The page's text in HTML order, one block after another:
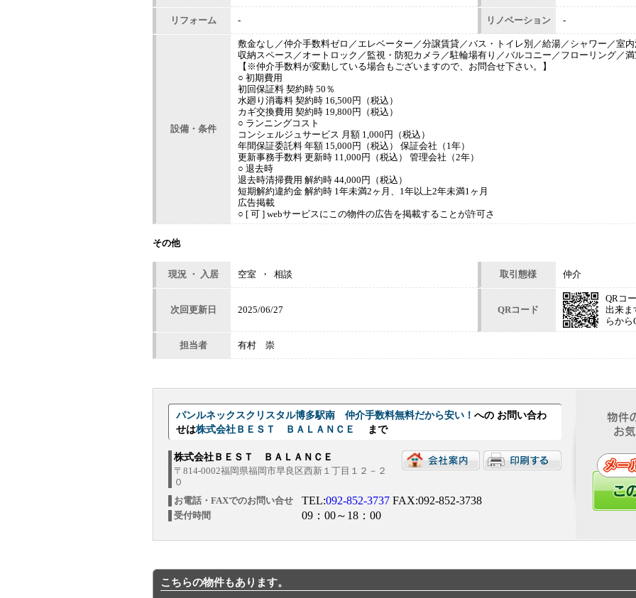
リフォーム - リノベーション -
設備・条件
敷金なし／仲介手数料ゼロ／エレベーター／分譲賃貸／バス・トイレ別／給湯／シャワー／室
収納スペース／オートロック／監視・防犯カメラ／駐輪場有り／バルコニー／フローリング／
【※仲介手数料が変動している場合もございますので、お問合せ下さい。】
○ 初期費用
初回保証料 契約時 50％
水廻り消毒料 契約時 16,500円（税込）
カギ交換費用 契約時 19,800円（税込）
○ ランニングコスト
コンシェルジュサービス 月額 1,000円（税込）
年間保証委託料 年額 15,000円（税込） 保証会社（1年）
更新事務手数料 更新時 11,000円（税込） 管理会社（2年）
○ 退去時
退去時清掃費用 解約時 44,000円（税込）
短期解約違約金 解約時 1年未満2ヶ月、1年以上2年未満1ヶ月
広告掲載
○ [ 可 ] webサービスにこの物件の広告を掲載することが許可さ
その他
現況 ・ 入居 空室 ・ 相談 取引態様 仲介
次回更新日 2025/06/27 QRコード
QRコ
出来ま
らから
担当者 有村 崇
パンルネックスクリスタル博多駅南 仲介手数料無料だから安い！ への お問い合わ
せは株式会社ＢＥＳＴ ＢＡＬＡＮＣＥ まで
株式会社ＢＥＳＴ ＢＡＬＡＮＣＥ
〒814-0002福岡県福岡市早良区西新１丁目１２－２
０
お電話・FAXでのお問い合せ
TEL:092-852-3737FAX:092-852-3738
受付時間 09：00～18：00
こちらの物件もあります。